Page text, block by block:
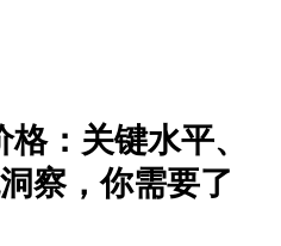
：关键水平、
察，你需要了